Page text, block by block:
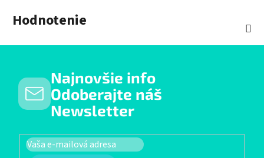
Hodnotenie
Najnovšie info
Odoberajte náš
Newsletter